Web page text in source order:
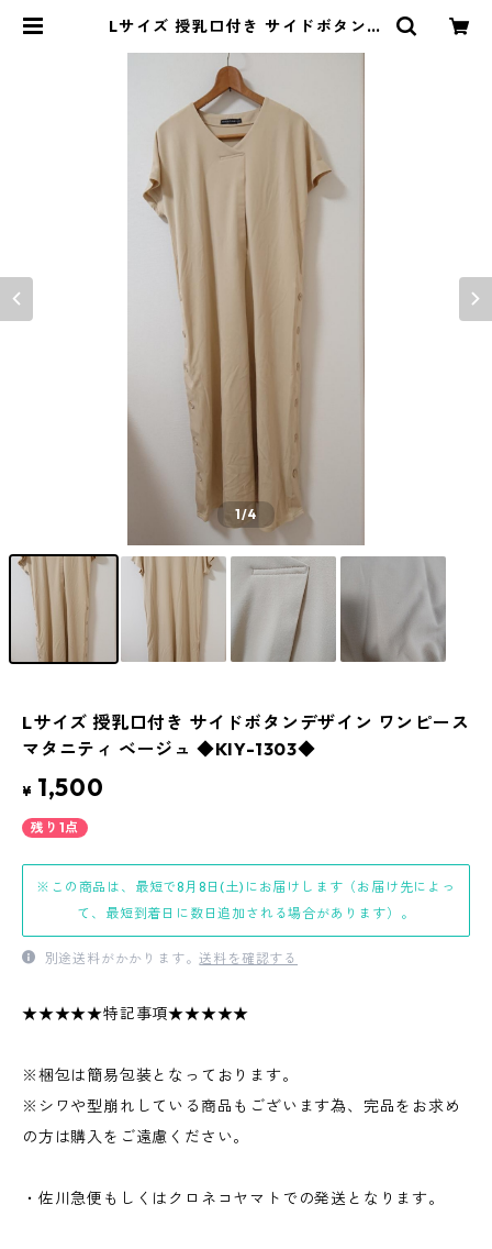
Lサイズ 授乳口付き サイドボタンデ
ジュ ◆KIY-1303◆ | DOLUCK P
RODUCE
1/4
Lサイズ 授乳口付き サイドボタンデザイン ワンピース
マタニティ ベージュ ◆KIY-1303◆
¥ 1,500
残り1点
※この商品は、最短で8月8日(土)にお届けします（お届け先によっ
て、最短到着日に数日追加される場合があります）。
別途送料がかかります。送料を確認する
★★★★★特記事項★★★★★
※梱包は簡易包装となっております。
※シワや型崩れしている商品もございます為、完品をお求め
の方は購入をご遠慮ください。
・佐川急便もしくはクロネコヤマトでの発送となります。